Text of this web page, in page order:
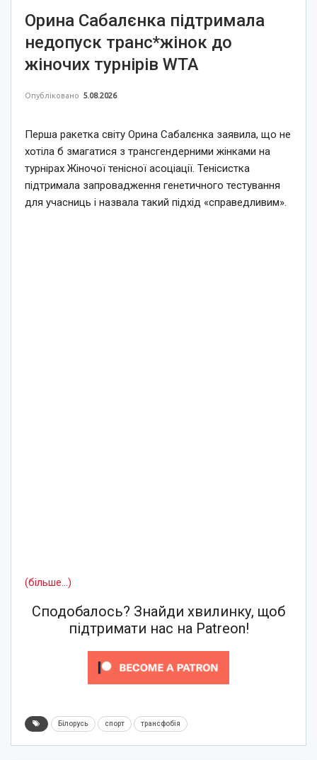
Орина Сабалєнка підтримала
недопуск транс*жінок до
жіночих турнірів WTA
Опубліковано 5.08.2026
Перша ракетка світу Орина Сабалєнка заявила, що не
хотіла б змагатися з трансгендерними жінками на
турнірах Жіночої тенісної асоціації. Тенісистка
підтримала запровадження генетичного тестування
для учасниць і назвала такий підхід «справедливим».
(більше…)
Сподобалось? Знайди хвилинку, щоб
підтримати нас на Patreon!
Білорусь спорт трансфобія